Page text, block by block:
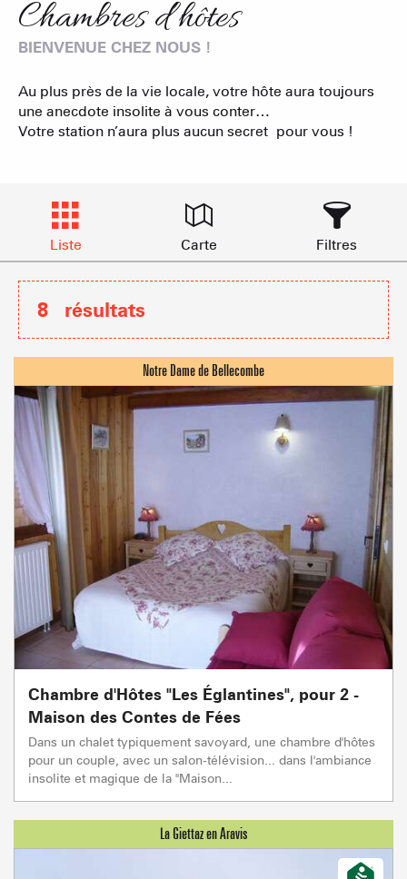
Chambres d’hôtes
BIENVENUE CHEZ NOUS !
Au plus près de la vie locale, votre hôte aura toujours
une anecdote insolite à vous conter…
Votre station n’aura plus aucun secret pour vous !
Liste Carte Filtres
8 résultats
Chambre d'Hôtes "Les Églantines", pour 2 -
Maison des Contes de Fées
Dans un chalet typiquement savoyard, une chambre d'hôtes
pour un couple, avec un salon-télévision... dans l'ambiance
insolite et magique de la "Maison...